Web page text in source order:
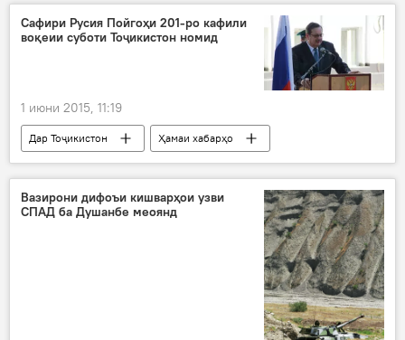
Иҷтимоъ
Ҳамаи хабарҳо
Душанбе
Абдуҷаббор Раҳмонзода
парламенти Тоҷикистон
Шӯрои ҷамъиятӣ
тасмими нави парлумони Тоҷикистон
Вазорати меҳнат
муҳоҷирони корӣ
Сафири Русия Пойгоҳи 201-ро кафили
воқеии суботи Тоҷикистон номид
1 июни 2015, 11:19
Дар Тоҷикистон
Ҳамаи хабарҳо
Амният ва мудофиа
Игор Лякин-Фролов
таҷлил
муқовимат
нерӯ
афсарон
аскарон
рафъи хатар
пойгоҳи 201
Вазирони дифоъи кишварҳои узви
СПАД ба Душанбе меоянд